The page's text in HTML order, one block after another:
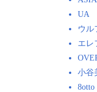
UA
ウル
エレ
小谷
8otto